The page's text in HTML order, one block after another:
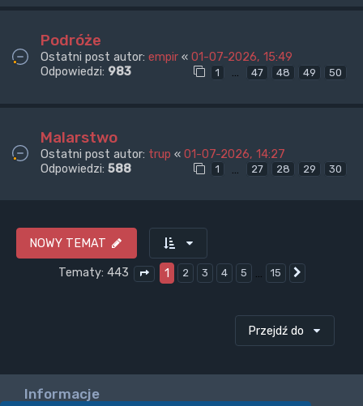
Podróże
Ostatni post autor: empir « 01-07-2026, 15:49
Odpowiedzi: 983 1 … 47 48 49 50
Malarstwo
Ostatni post autor: trup « 01-07-2026, 14:27
Odpowiedzi: 588 1 … 27 28 29 30
NOWY TEMAT
Tematy: 443
Strona1 z15
1 2 3 4 5 … 15
Przejdź do
Informacje